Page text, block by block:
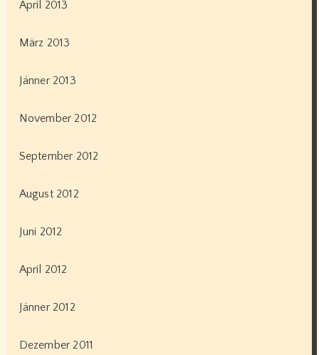
April 2013
März 2013
Jänner 2013
November 2012
September 2012
August 2012
Juni 2012
April 2012
Jänner 2012
Dezember 2011